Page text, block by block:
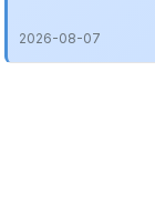
2026-08-07